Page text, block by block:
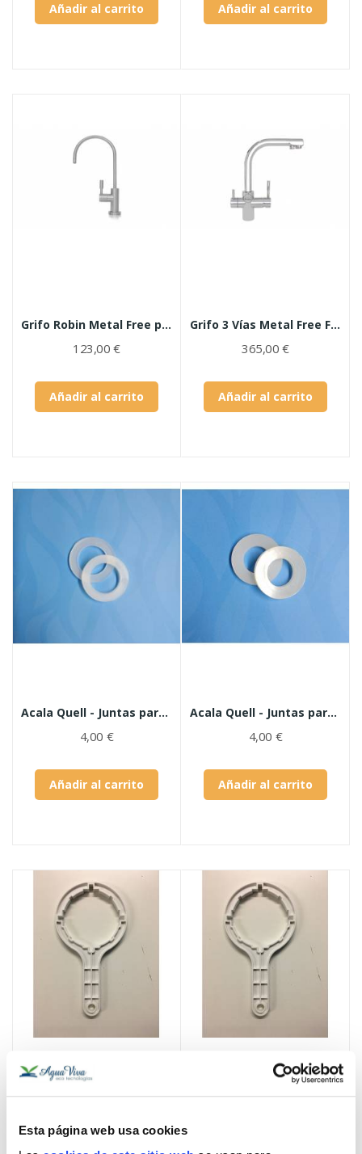
Esta página web usa cookies
Añadir al carrito Añadir al carrito
Grifo Robin Metal Free para filtros de agua
123,00 €
Añadir al carrito
Grifo 3 Vías Metal Free Forum
365,00 €
Añadir al carrito
Acala Quell - Juntas para grifo
4,00 €
Añadir al carrito
Acala Quell - Juntas para membrana de cerámica
4,00 €
Añadir al carrito
SAN UNO - Llave plástica
12,00 €
VARIO - Llave plástica